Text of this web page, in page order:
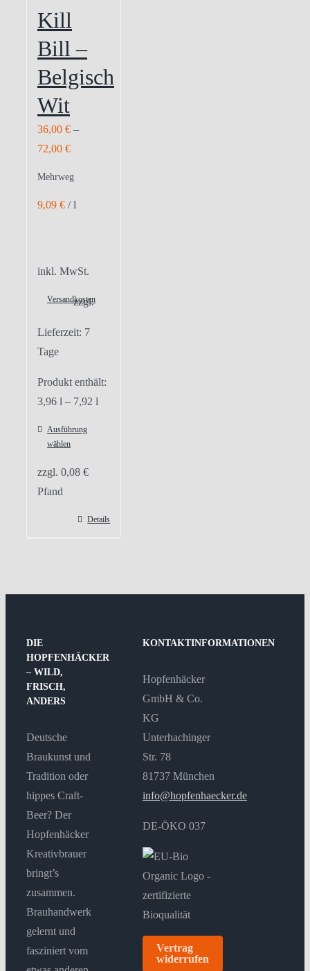
Kill
Bill –
Belgisch
Wit
36,00 € –
72,00 €
Mehrweg
9,09 € /l
inkl. MwSt.
zzgl.
Versandkosten
Lieferzeit: 7
Tage
Produkt enthält:
3,96 l – 7,92 l
Ausführung
wählen
Produkt
weist
Optionen
der
Produktseite
gewählt
zzgl. 0,08 €
Pfand
Details
DIE
HOPFENHÄCKER
– WILD,
FRISCH,
ANDERS
Deutsche
Braukunst und
Tradition oder
hippes Craft-
Beer? Der
Hopfenhäcker
Kreativbrauer
bringt’s
zusammen.
Brauhandwerk
gelernt und
fasziniert vom
KONTAKTINFORMATIONEN
Hopfenhäcker
GmbH & Co.
KG
Unterhachinger
Str. 78
81737 München
info@hopfenhaecker.de
DE-ÖKO 037
Vertrag
widerrufen